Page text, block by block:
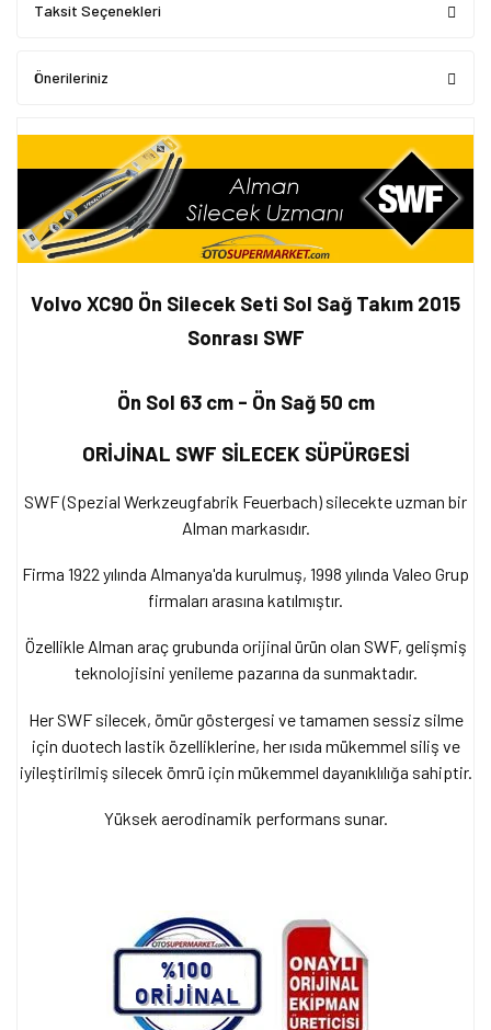
Taksit Seçenekleri
Önerileriniz
Volvo XC90 Ön Silecek Seti Sol Sağ Takım 2015
Sonrası SWF
Ön Sol 63 cm - Ön Sağ 50 cm
ORİJİNAL SWF SİLECEK SÜPÜRGESİ
SWF (Spezial Werkzeugfabrik Feuerbach) silecekte uzman bir
Alman markasıdır.
Firma 1922 yılında Almanya'da kurulmuş, 1998 yılında Valeo Grup
firmaları arasına katılmıştır.
Özellikle Alman araç grubunda orijinal ürün olan SWF, gelişmiş
teknolojisini yenileme pazarına da sunmaktadır.
Her SWF silecek, ömür göstergesi ve tamamen sessiz silme
için duotech lastik özelliklerine, her ısıda mükemmel siliş ve
iyileştirilmiş silecek ömrü için mükemmel dayanıklılığa sahiptir.
Yüksek aerodinamik performans sunar.